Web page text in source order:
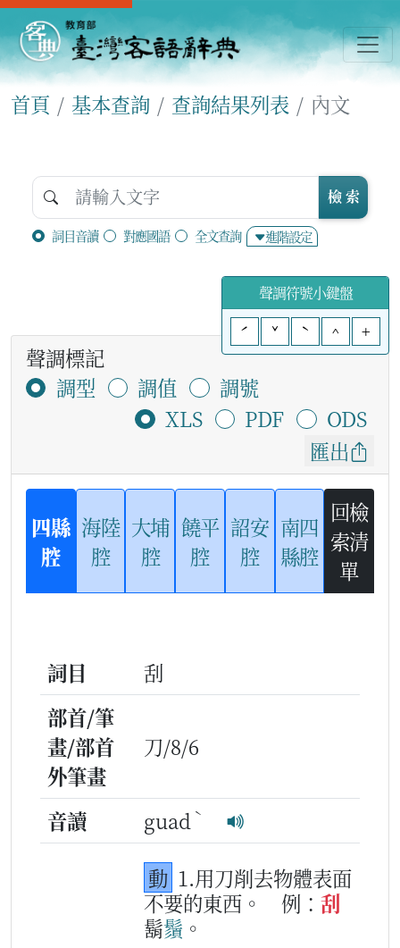
首頁 基本查詢 查詢結果列表 內文
詞目音讀 對應國語 全文查詢 進階設定
檢 索
聲調符號小鍵盤
ˊ
ˇ ˋ ^ +
聲調標記
調型
調值
調號
XLS
PDF
ODS
匯出
四縣
腔
海陸
腔
大埔
腔
饒平
腔
詔安
腔
南四
縣腔
回檢
索清
單
詞目
刮
部首/筆
畫/部首
外筆畫
刀/8/6
音讀 guad ˋ
動 1.用刀削去物體表面
不要的東西。
例： 刮
鬍鬚 。